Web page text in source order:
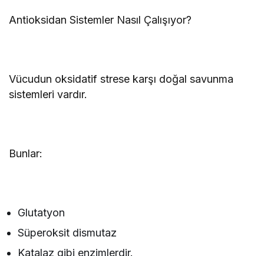
Antioksidan Sistemler Nasıl Çalışıyor?
Vücudun oksidatif strese karşı doğal savunma
sistemleri vardır.
Bunlar:
Glutatyon
Süperoksit dismutaz
Katalaz gibi enzimlerdir.